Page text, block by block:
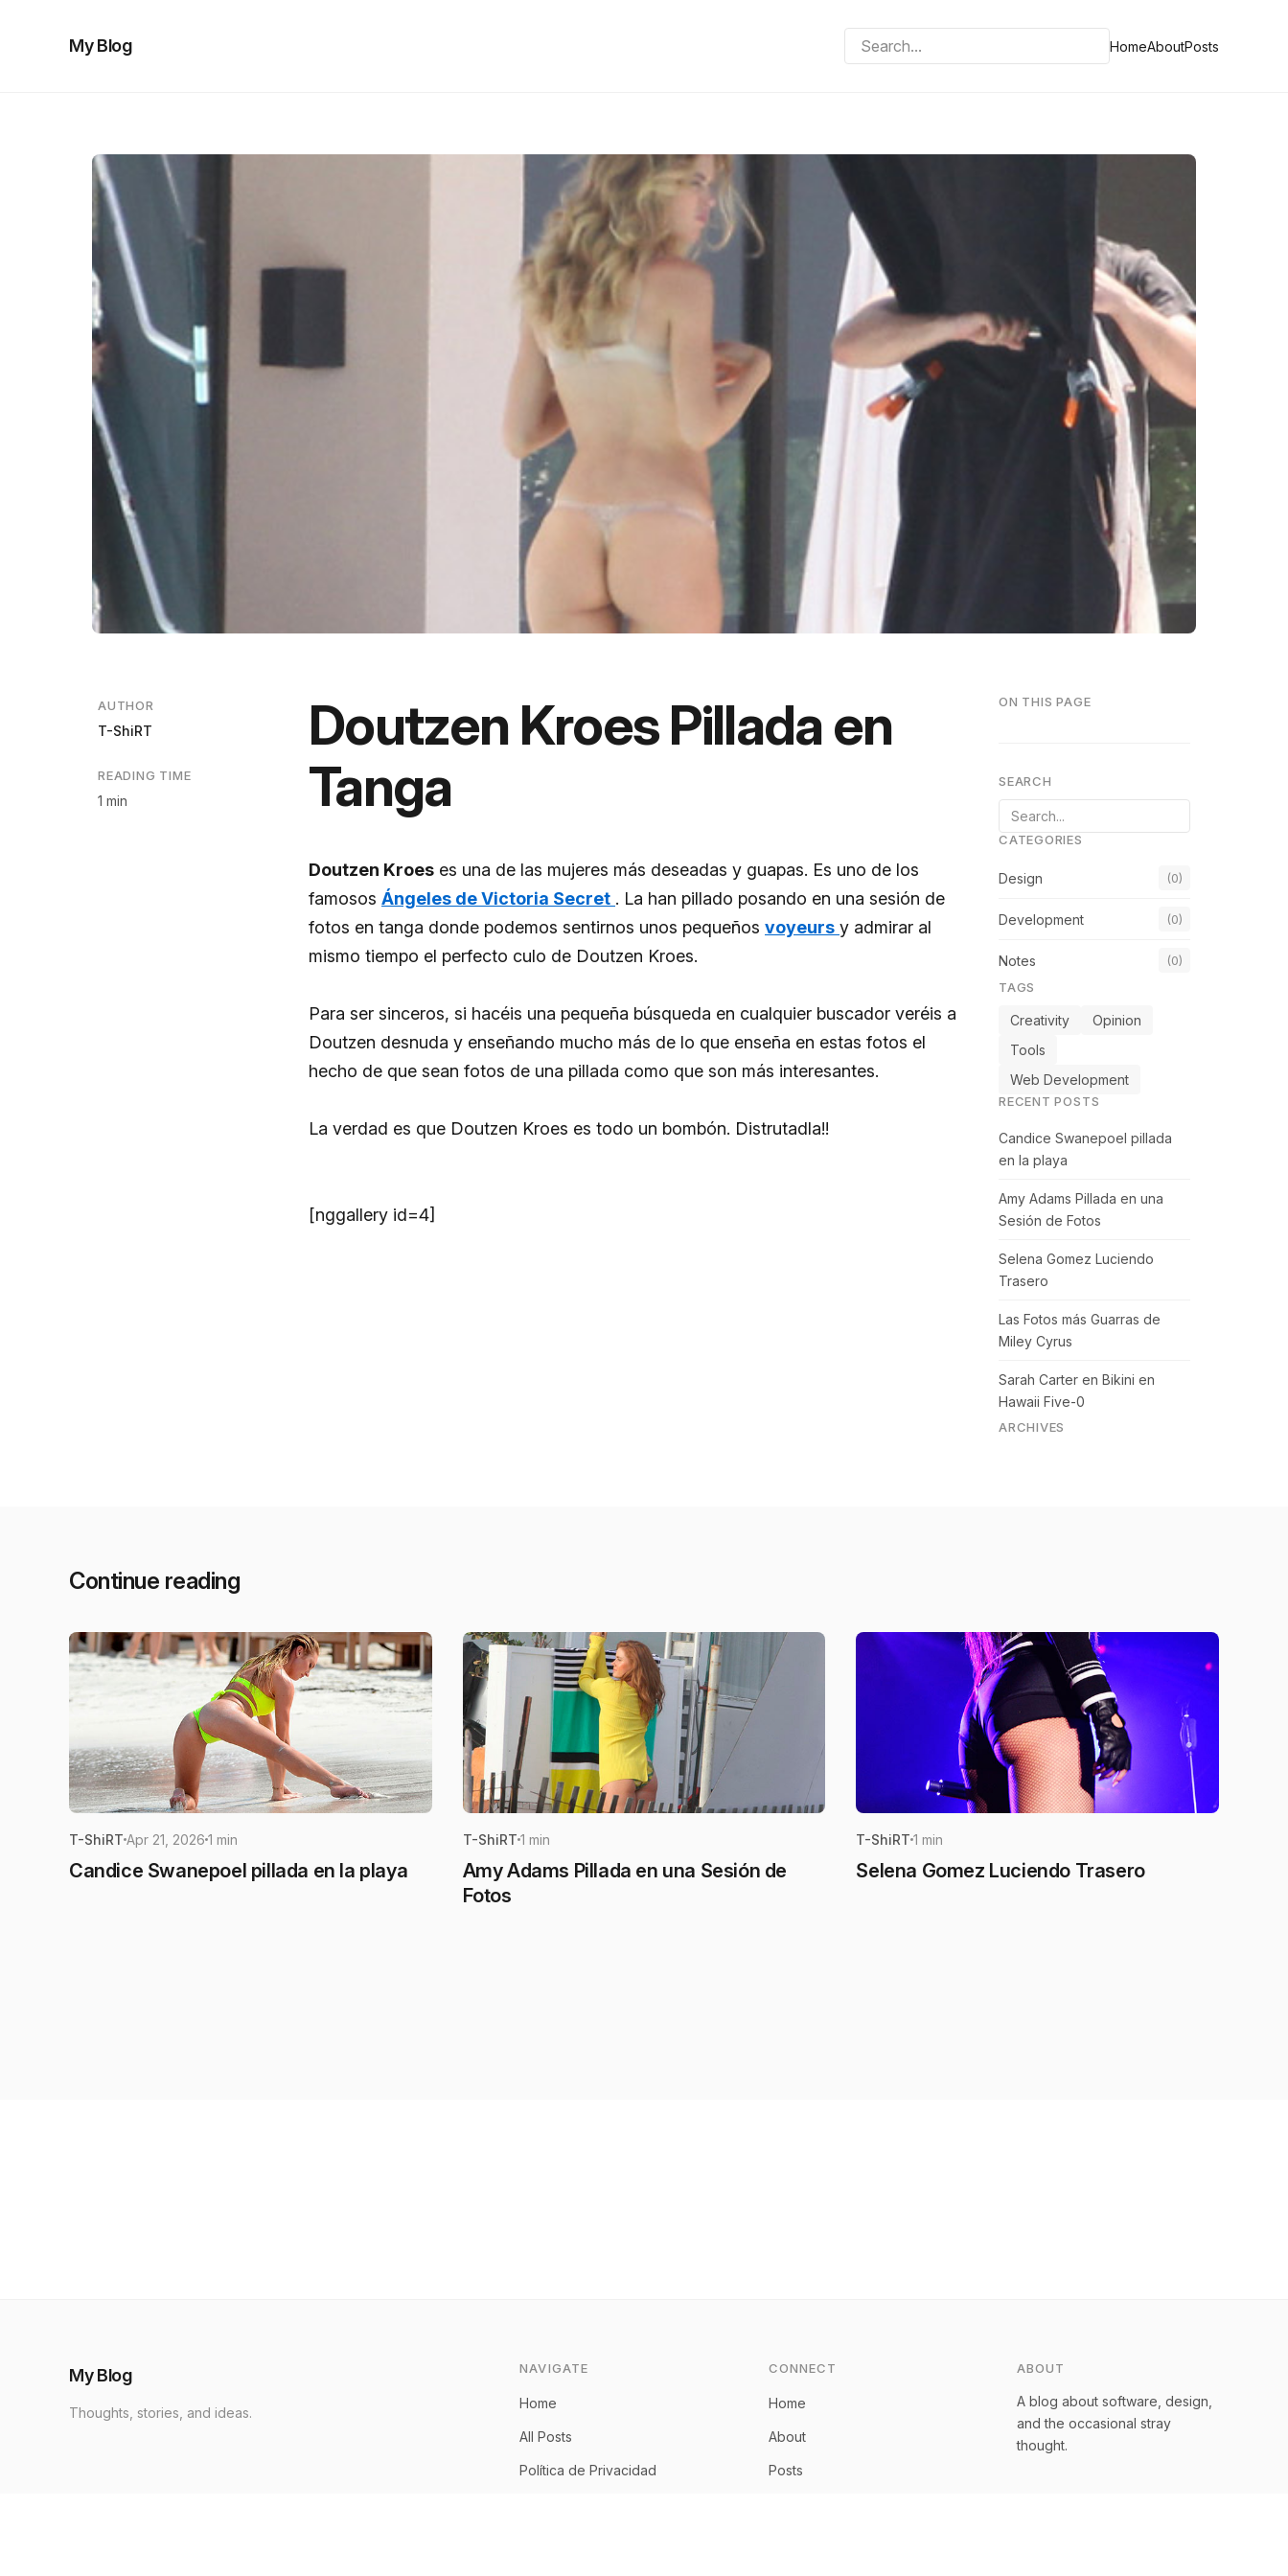
My Blog HomeAboutPosts
AUTHOR
T-ShiRT
READING TIME
1 min
Doutzen Kroes Pillada en
Tanga
Doutzen Kroes es una de las mujeres más deseadas y guapas. Es uno de los
famosos Ángeles de Victoria Secret . La han pillado posando en una sesión de
fotos en tanga donde podemos sentirnos unos pequeños voyeurs y admirar al
mismo tiempo el perfecto culo de Doutzen Kroes.
Para ser sinceros, si hacéis una pequeña búsqueda en cualquier buscador veréis a
Doutzen desnuda y enseñando mucho más de lo que enseña en estas fotos el
hecho de que sean fotos de una pillada como que son más interesantes.
La verdad es que Doutzen Kroes es todo un bombón. Distrutadla!!
[nggallery id=4]
ON THIS PAGE
SEARCH
CATEGORIES
Design (0)
Development (0)
Notes
(0)
TAGS
Creativity
Opinion
Tools
Web Development
RECENT POSTS
Candice Swanepoel pillada
en la playa
Amy Adams Pillada en una
Sesión de Fotos
Selena Gomez Luciendo
Trasero
Las Fotos más Guarras de
Miley Cyrus
Sarah Carter en Bikini en
Hawaii Five-0
ARCHIVES
Continue reading
T-ShiRT Apr 21, 2026 1 min
Candice Swanepoel pillada en la playa
T-ShiRT 1 min
Amy Adams Pillada en una Sesión de
Fotos
T-ShiRT1 min
Selena Gomez Luciendo Trasero
My Blog
Thoughts, stories, and ideas.
NAVIGATE
Home
All Posts
Política de Privacidad
CONNECT
Home
About
Posts
ABOUT
A blog about software, design,
and the occasional stray
thought.